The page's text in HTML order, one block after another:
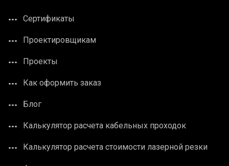
Сертификаты
Проектировщикам
Проекты
Как оформить заказ
Блог
Калькулятор расчета кабельных проходок
Калькулятор расчета стоимости лазерной резки